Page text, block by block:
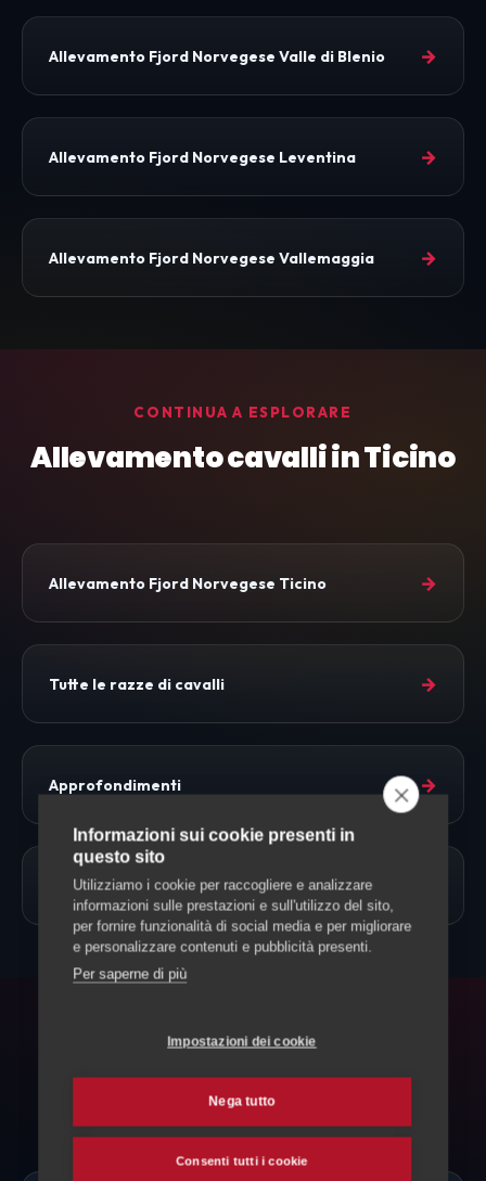
Allevamento Fjord Norvegese Valle di Blenio →
Allevamento Fjord Norvegese Leventina →
Allevamento Fjord Norvegese Vallemaggia →
CONTINUA A ESPLORARE
Allevamento cavalli in Ticino
Allevamento Fjord Norvegese Ticino →
Tutte le razze di cavalli →
Approfondimenti →
Allevamento Cavalli
FAQ
Domande frequenti
Informazioni sui cookie presenti in
questo sito
Utilizziamo i cookie per raccogliere e analizzare
informazioni sulle prestazioni e sull'utilizzo del sito,
per fornire funzionalità di social media e per migliorare
e personalizzare contenuti e pubblicità presenti.
Per saperne di più
Impostazioni dei cookie
Nega tutto
Consenti tutti i cookie